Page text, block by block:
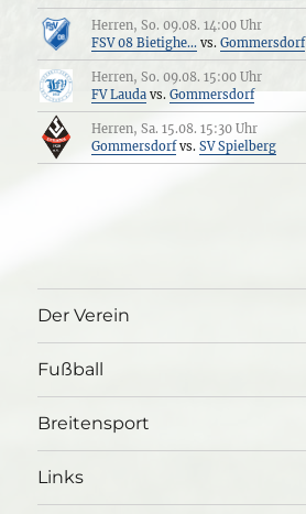
Herren, So. 09.08. 14:00 Uhr
FSV 08 Bietighe... vs.Gommersdorf
Herren, So. 09.08. 15:00 Uhr
FV Lauda vs.Gommersdorf
Herren, Sa. 15.08. 15:30 Uhr
Gommersdorf vs.SV Spielberg
Der Verein
Fußball
Breitensport
Links